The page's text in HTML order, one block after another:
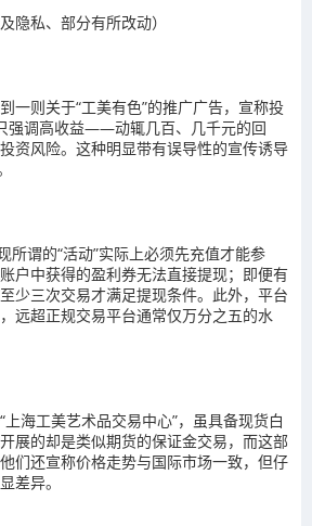
私、部分有所改动）
则关于“工美有色”的推广广告，宣称投
强调高收益——动辄几百、几千元的回
资风险。这种明显带有误导性的宣传诱导
谓的“活动”实际上必须先充值才能参
户中获得的盈利券无法直接提现；即便有
少三次交易才满足提现条件。此外，平台
远超正规交易平台通常仅万分之五的水
海工美艺术品交易中心”，虽具备现货白
展的却是类似期货的保证金交易，而这部
们还宣称价格走势与国际市场一致，但仔
差异。